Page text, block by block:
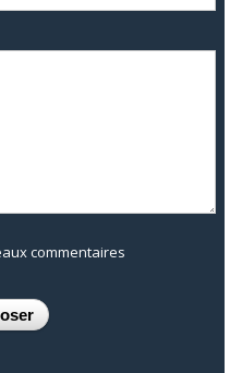
commentaires